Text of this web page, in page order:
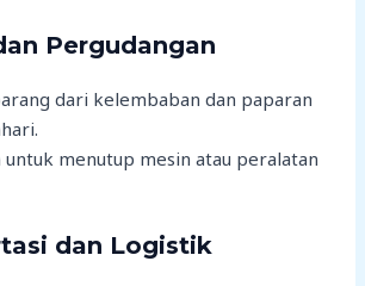
Pergudangan
dari kelembaban dan paparan
untuk menutup mesin atau peralatan
dan Logistik